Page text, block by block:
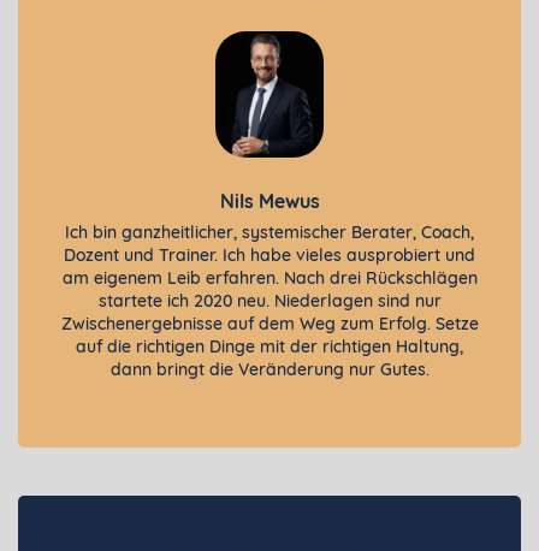
Nils Mewus
Ich bin ganzheitlicher, systemischer Berater, Coach,
Dozent und Trainer. Ich habe vieles ausprobiert und
am eigenem Leib erfahren. Nach drei Rückschlägen
startete ich 2020 neu. Niederlagen sind nur
Zwischenergebnisse auf dem Weg zum Erfolg. Setze
auf die richtigen Dinge mit der richtigen Haltung,
dann bringt die Veränderung nur Gutes.